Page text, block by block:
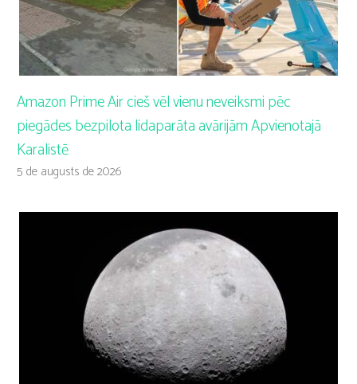
Amazon Prime Air cieš vēl vienu neveiksmi pēc
piegādes bezpilota lidaparāta avārijām Apvienotajā
Karalistē
5 de augusts de 2026